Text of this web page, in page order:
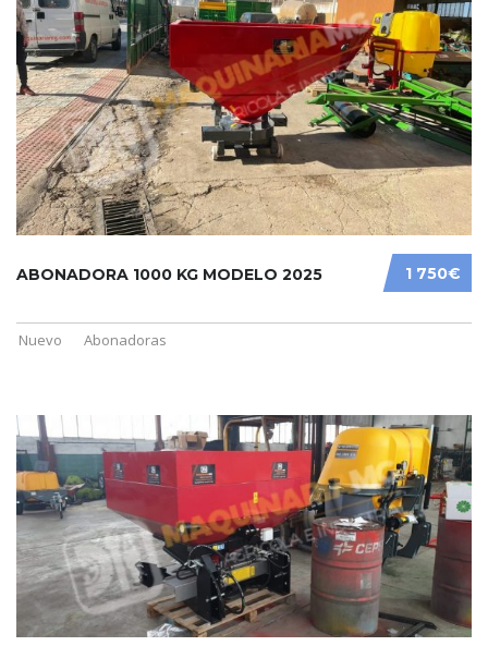
1 750€
ABONADORA 1000 KG MODELO 2025
Nuevo Abonadoras